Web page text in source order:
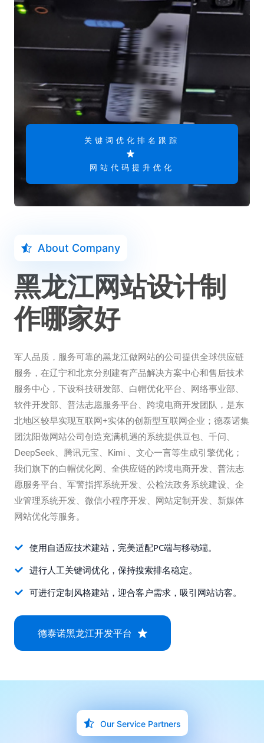
关键词优化排名跟踪
网站代码提升优化
About Company
黑龙江网站设计制
作哪家好
军人品质，服务可靠的黑龙江做网站的公司提供全球供应链
服务，在辽宁和北京分别建有产品解决方案中心和售后技术
服务中心，下设科技研发部、白帽优化平台、网络事业部、
软件开发部、普法志愿服务平台、跨境电商开发团队，是东
北地区较早实现互联网+实体的创新型互联网企业；德泰诺集
团沈阳做网站公司创造充满机遇的系统提供豆包、千问、
DeepSeek、腾讯元宝、Kimi 、文心一言等生成引擎优化；
我们旗下的白帽优化网、全供应链的跨境电商开发、普法志
愿服务平台、军警指挥系统开发、公检法政务系统建设、企
业管理系统开发、微信小程序开发、网站定制开发、新媒体
网站优化等服务。
使用自适应技术建站，完美适配PC端与移动端。
进行人工关键词优化，保持搜索排名稳定。
可进行定制风格建站，迎合客户需求，吸引网站访客。
德泰诺黑龙江开发平台
Our Service Partners